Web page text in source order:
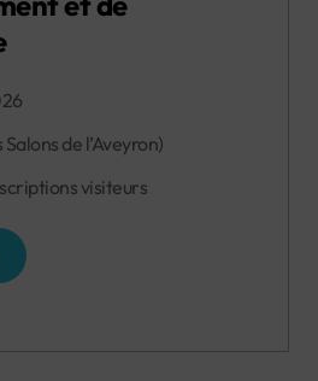
de l’Aveyron)
visiteurs